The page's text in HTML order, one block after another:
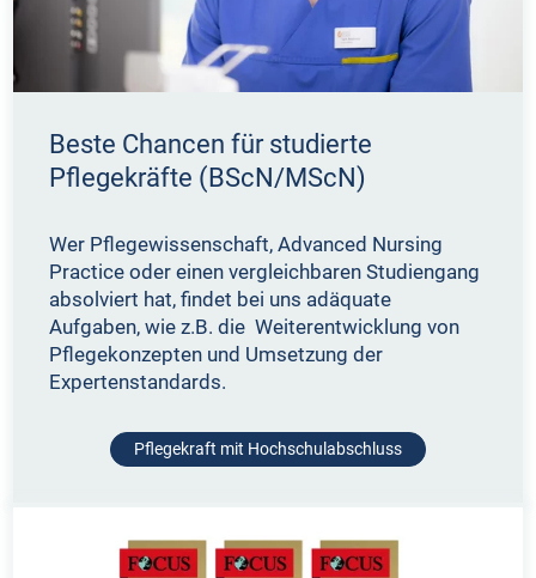
Beste Chancen für studierte
Pflegekräfte (BScN/MScN)
Wer Pflegewissenschaft, Advanced Nursing
Practice oder einen vergleichbaren Studiengang
absolviert hat, findet bei uns adäquate
Aufgaben, wie z.B. die Weiterentwicklung von
Pflegekonzepten und Umsetzung der
Expertenstandards.
Pflegekraft mit Hochschulabschluss